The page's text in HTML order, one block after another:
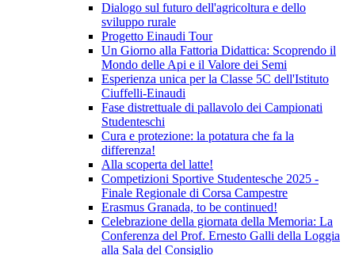
Dialogo sul futuro dell'agricoltura e dello
sviluppo rurale
Progetto Einaudi Tour
Un Giorno alla Fattoria Didattica: Scoprendo il
Mondo delle Api e il Valore dei Semi
Esperienza unica per la Classe 5C dell'Istituto
Ciuffelli-Einaudi
Fase distrettuale di pallavolo dei Campionati
Studenteschi
Cura e protezione: la potatura che fa la
differenza!
Alla scoperta del latte!
Competizioni Sportive Studentesche 2025 -
Finale Regionale di Corsa Campestre
Erasmus Granada, to be continued!
Celebrazione della giornata della Memoria: La
Conferenza del Prof. Ernesto Galli della Loggia
alla Sala del Consiglio